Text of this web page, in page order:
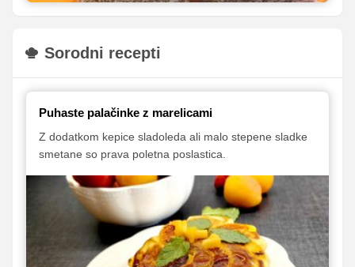
Sorodni recepti
Puhaste palačinke z marelicami
Z dodatkom kepice sladoleda ali malo stepene sladke
smetane so prava poletna poslastica.